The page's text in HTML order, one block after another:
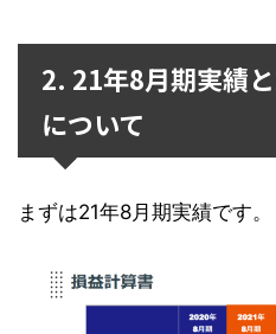
2. 21年8月期実績
について
まずは21年8月期実績です。